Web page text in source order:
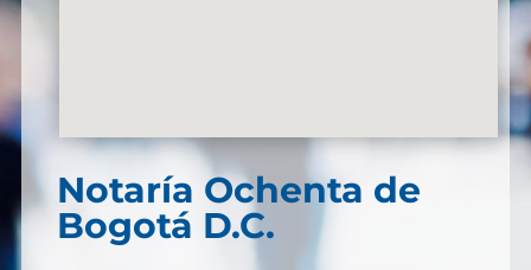
Notaría Ochenta de
Bogotá D.C.